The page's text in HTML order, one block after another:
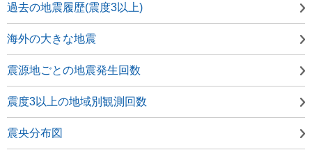
過去の地震履歴(震度3以上)
海外の大きな地震
震源地ごとの地震発生回数
震度3以上の地域別観測回数
震央分布図